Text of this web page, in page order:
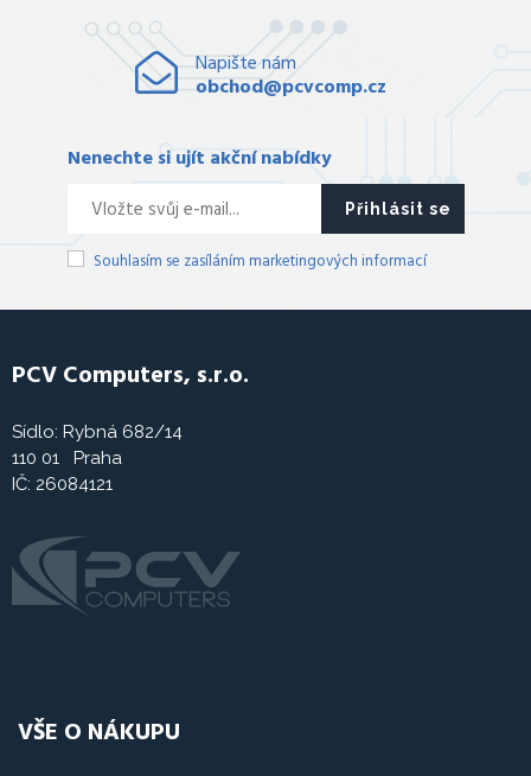
Napište nám
obchod@pcvcomp.cz
Nenechte si ujít akční nabídky
Přihlásit se
Souhlasím se zasíláním marketingových informací
PCV Computers, s.r.o.
Sídlo: Rybná 682/14
110 01 Praha
IČ: 26084121
VŠE O NÁKUPU